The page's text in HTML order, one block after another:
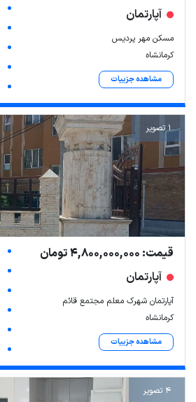
آپارتمان
مسکن مهر پردیس
کرمانشاه
مشاهده جزییات
1 تصویر
قیمت: 4,800,000,000 تومان
آپارتمان
آپارتمان شهرک معلم مجتمع قائم
کرمانشاه
مشاهده جزییات
4 تصویر